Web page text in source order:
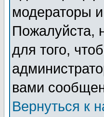
модераторы
Пожалуйста,
для того,
вами
Вернуться к